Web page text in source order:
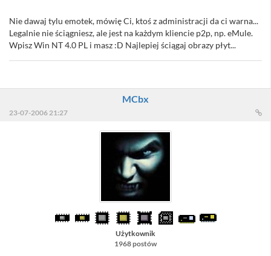
Nie dawaj tylu emotek, mówię Ci, ktoś z administracji da ci warna...
Legalnie nie ściągniesz, ale jest na każdym kliencie p2p, np. eMule.
Wpisz Win NT 4.0 PL i masz :D Najlepiej ściągaj obrazy płyt...
MCbx
23-07-2006 21:27
Użytkownik
1968 postów